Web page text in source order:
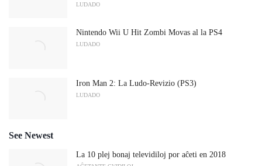
LUDADO
Nintendo Wii U Hit Zombi Movas al la PS4
LUDADO
Iron Man 2: La Ludo-Revizio (PS3)
LUDADO
See Newest
La 10 plej bonaj televidiloj por aĉeti en 2018